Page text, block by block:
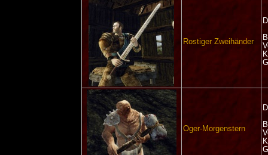
Rostiger Zweihänder
Oger-Morgenstern